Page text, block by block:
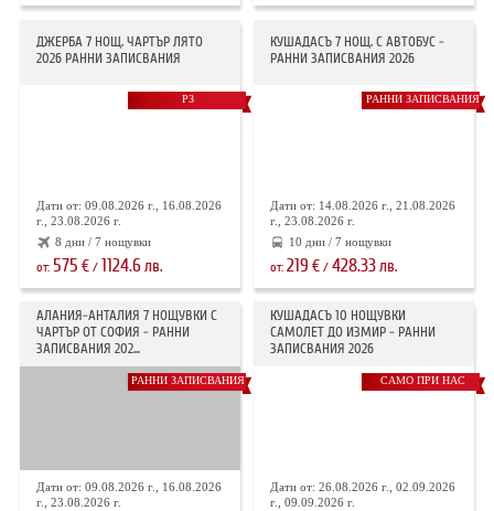
ДЖЕРБА 7 НОЩ. ЧАРТЪР ЛЯТО
2026 РАННИ ЗАПИСВАНИЯ
РЗ
Дати от: 09.08.2026 г., 16.08.2026
г., 23.08.2026 г.
8 дни / 7 нощувки
от: 575 €/ 1124.6лв.
КУШАДАСЪ 7 НОЩ. С АВТОБУС -
РАННИ ЗАПИСВАНИЯ 2026
РАННИ ЗАПИСВАНИЯ
Дати от: 14.08.2026 г., 21.08.2026
г., 23.08.2026 г.
10 дни / 7 нощувки
от:219 € /428.33лв.
АЛАНИЯ-АНТАЛИЯ 7 НОЩУВКИ С
ЧАРТЪР ОТ СОФИЯ - РАННИ
ЗАПИСВАНИЯ 202...
РАННИ ЗАПИСВАНИЯ
Дати от: 09.08.2026 г., 16.08.2026
г., 23.08.2026 г.
КУШАДАСЪ 10 НОЩУВКИ
САМОЛЕТ ДО ИЗМИР - РАННИ
ЗАПИСВАНИЯ 2026
САМО ПРИ НАС
Дати от: 26.08.2026 г., 02.09.2026
г., 09.09.2026 г.